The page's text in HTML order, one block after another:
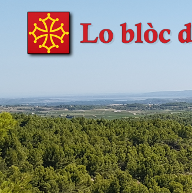
País Nòstre
Paratge e Convivència